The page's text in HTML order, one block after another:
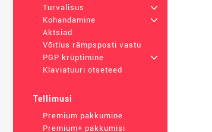
Turvalisus
+
Kohandamine
+
Aktsiad
Võitlus rämpsposti vastu
PGP krüptimine
+
Klaviatuuri otseteed
Tellimusi
Premium pakkumine
Premium+ pakkumisi